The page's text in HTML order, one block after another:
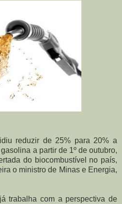
reduzir de 25% para 20% a
a partir de 1º de outubro,
do biocombustível no país,
o ministro de Minas e Energia,
trabalha com a perspectiva de